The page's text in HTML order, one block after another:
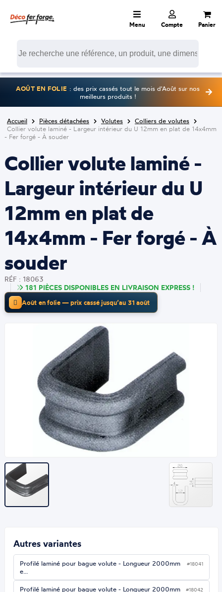
Menu Compte Panier
AOÛT EN FOLIE : des prix cassés tout le mois d'Août sur nos
meilleurs produits !
Accueil Pièces détachées Volutes
Colliers de volutes
Collier volute laminé - Largeur intérieur du U 12mm en plat de 14x4mm
- Fer forgé - À souder
Collier volute laminé -
Largeur intérieur du U
12mm en plat de
14x4mm - Fer forgé - À
souder
RÉF : 18063
181 PIÈCES DISPONIBLES EN LIVRAISON EXPRESS !
Août en folie — prix cassé jusqu’au 31 août
Autres variantes
Profilé laminé pour bague volute - Longueur 2000mm
e…
#18041
Profilé laminé pour bague volute - Longueur 2000mm
#18042